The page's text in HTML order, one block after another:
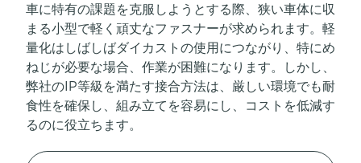
車に特有の課題を克服しようとする際、狭い車体に収
まる小型で軽く頑丈なファスナーが求められます。軽
量化はしばしばダイカストの使用につながり、特にめ
ねじが必要な場合、作業が困難になります。しかし、
弊社のIP等級を満たす接合方法は、厳しい環境でも耐
食性を確保し、組み立てを容易にし、コストを低減す
るのに役立ちます。